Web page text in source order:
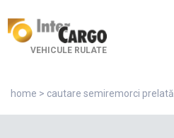
VEHICULE RULATE
home > cautare semiremorci prelată